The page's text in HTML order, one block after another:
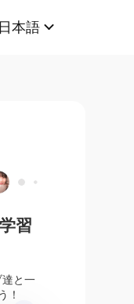
日本語
習
と一
！